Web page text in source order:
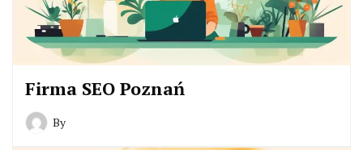
Firma SEO Poznań
By